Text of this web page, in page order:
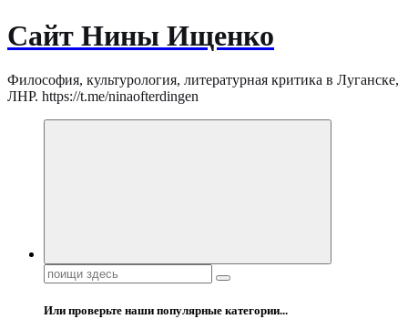
Сайт Нины Ищенко
Философия, культурология, литературная критика в Луганске,
ЛНР. https://t.me/ninaofterdingen
Поиск:
Или проверьте наши популярные категории...